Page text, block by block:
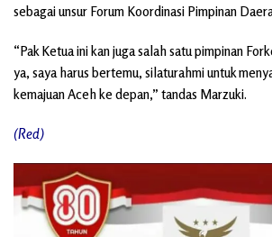
sebagai unsur Forum Koordinasi Pimpinan
“Pak Ketua ini kan juga salah satu pimpinan
ya, saya harus bertemu, silaturahmi untuk
kemajuan Aceh ke depan,” tandas Marzuki.
(Red)